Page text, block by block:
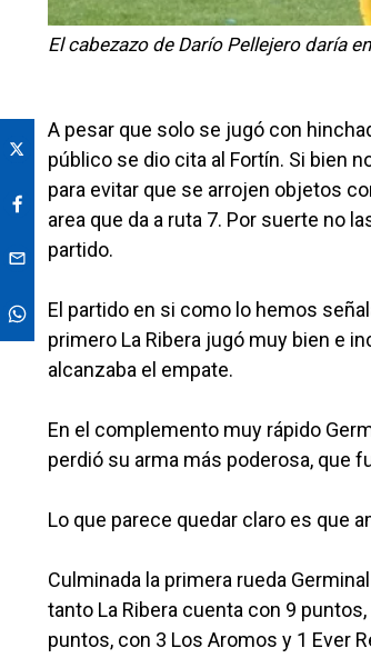
El cabezazo de Darío Pellejero daría
A pesar que solo se jugó con
público se dio cita al Fortín. Si bien
para evitar que se arrojen objetos
area que da a ruta 7. Por suerte no
partido.
El partido en si como lo hemos
primero La Ribera jugó muy bien e
alcanzaba el empate.
En el complemento muy rápido
perdió su arma más poderosa, que
Lo que parece quedar claro es que
Culminada la primera rueda
tanto La Ribera cuenta con 9
puntos, con 3 Los Aromos y 1 Ever